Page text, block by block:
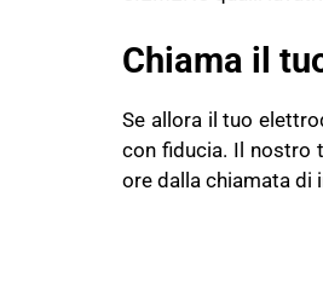
Chiama il
Se allora il tuo
con fiducia. Il nostro
ore dalla chiamata di